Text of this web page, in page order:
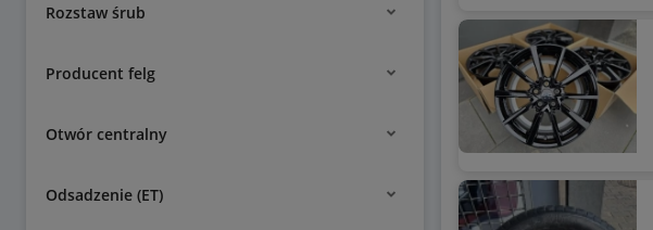
Rozstaw śrub
Producent felg
Otwór centralny
Odsadzenie (ET)